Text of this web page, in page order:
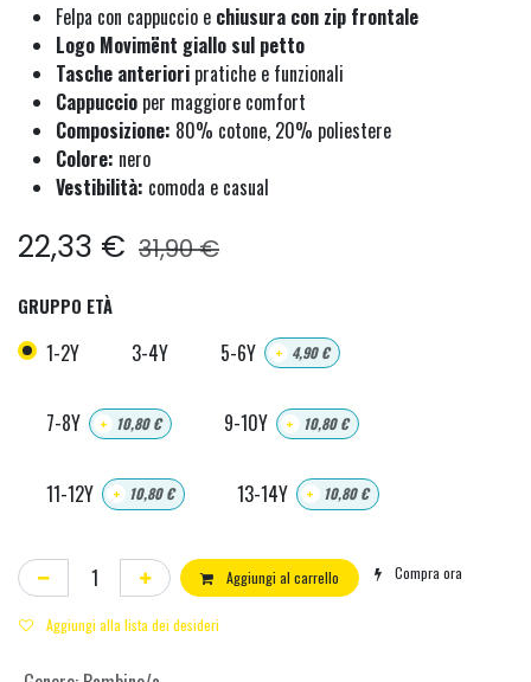
Felpa con cappuccio e chiusura con zip frontale
Logo Movimënt giallo sul petto
Tasche anteriori pratiche e funzionali
Cappuccio per maggiore comfort
Composizione: 80% cotone, 20% poliestere
Colore: nero
Vestibilità: comoda e casual
22,33 € 31,90€
GRUPPO ETÀ
1-2Y 3-4Y 5-6Y + 4,90€
7-8Y + 10,80€ 9-10Y + 10,80€
11-12Y + 10,80€ 13-14Y + 10,80€
Aggiungi al carrello Compra ora
Aggiungi alla lista dei desideri